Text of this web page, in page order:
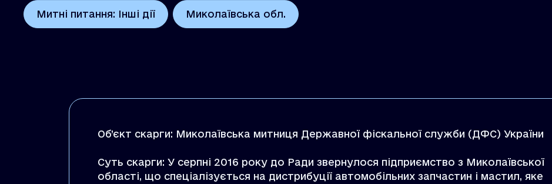
Митні питання: Інші дії Миколаївська обл.
Об’єкт скарги: Миколаївська митниця Державної фіскальної служби (ДФС) України
Суть скарги: У серпні 2016 року до Ради звернулося підприємство з Миколаївської
області, що спеціалізується на дистрибуції автомобільних запчастин і мастил, яке